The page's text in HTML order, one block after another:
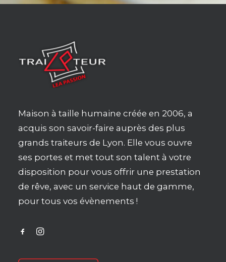
Maison à taille humaine créée en 2006, a
acquis son savoir-faire auprès des plus
grands traiteurs de Lyon. Elle vous ouvre
ses portes et met tout son talent à votre
disposition pour vous offrir une prestation
de rêve, avec un service haut de gamme,
pour tous vos évènements !